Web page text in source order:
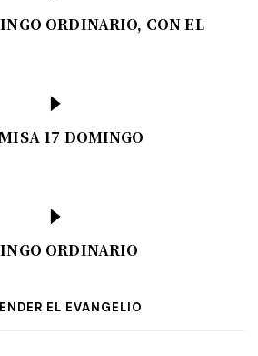
ORDINARIO, CON EL
17 DOMINGO
ORDINARIO
EL EVANGELIO